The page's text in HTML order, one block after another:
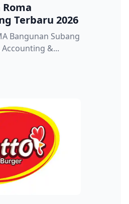
Terbaru 2026
Bangunan Subang
&...